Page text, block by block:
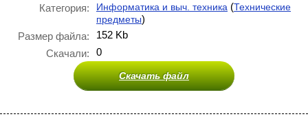
Категория:
Информатика и выч. техника (Технические
предметы)
Размер файла:
152 Kb
Скачали:
0
Скачать файл